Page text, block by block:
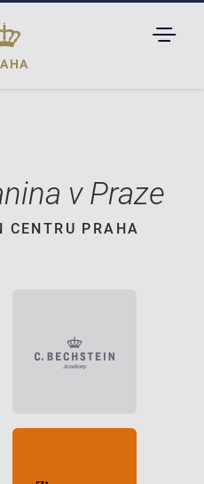
v Praze
CENTRU PRAHA